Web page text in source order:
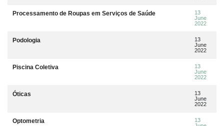
Processamento de Roupas em Serviços de Saúde
13
June
2022
Podologia
13
June
2022
Piscina Coletiva
13
June
2022
Óticas
13
June
2022
Optometria
13